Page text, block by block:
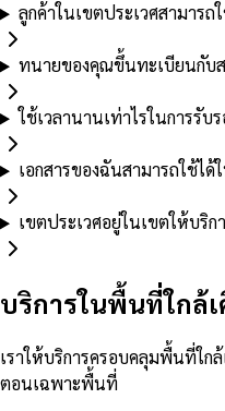
ลูกค้าในเขตประเวศสามาร
ทนายของคุณขึ้นทะเบียนกับ
ใช้เวลานานเท่าไรในการรับร
เอกสารของฉันสามารถใช้ได้
เขตประเวศอยู่ในเขตให้บริ
บริการในพื้นที่ใกล้เ
เราให้บริการครอบคลุมพื้นที่ใก
ตอนเฉพาะพื้นที่